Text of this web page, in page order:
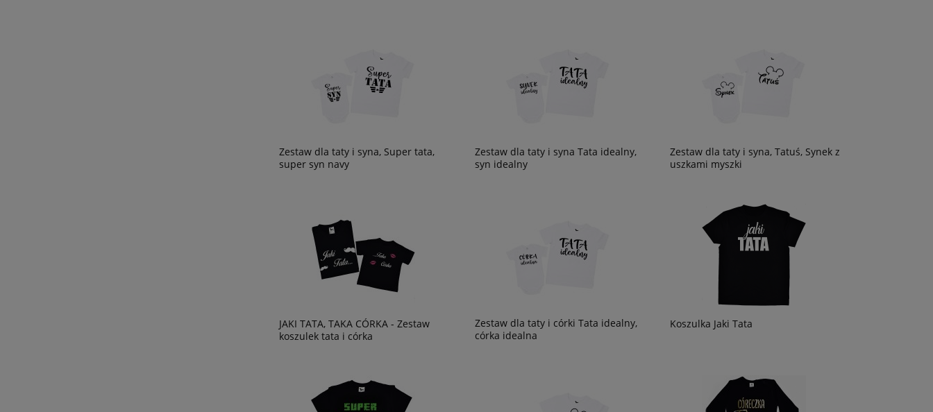
Zestaw dla taty i syna, Super tata,
super syn navy
Zestaw dla taty i syna Tata idealny,
syn idealny
Zestaw dla taty i syna, Tatuś, Synek z
uszkami myszki
JAKI TATA, TAKA CÓRKA - Zestaw
koszulek tata i córka
Zestaw dla taty i córki Tata idealny,
córka idealna
Koszulka Jaki Tata